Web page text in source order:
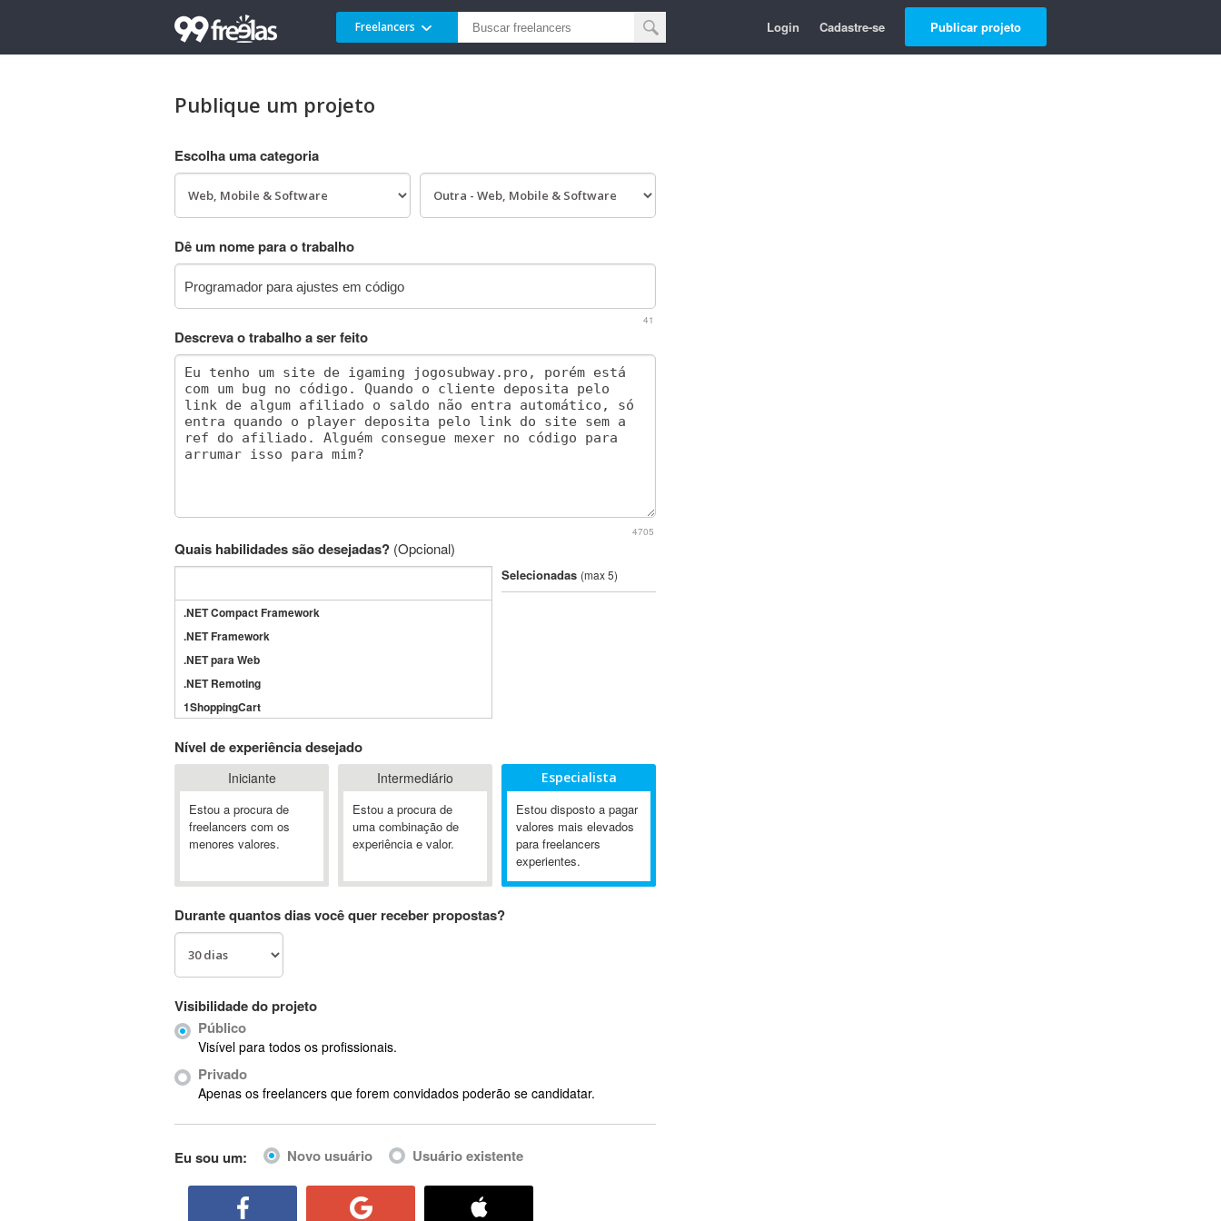
Freelancers Login Cadastre-se Publicar projeto
Publique um projeto
Escolha uma categoria
Dê um nome para o trabalho
41
Descreva o trabalho a ser feito
4705
Quais habilidades são desejadas? (Opcional)
.NET Compact Framework
.NET Framework
.NET para Web
.NET Remoting
1ShoppingCart
3GSM
4D Dimension
802.11
A&P
A-GPS
Ab Initio
ABIS
AbleCommerce
Ableton Live
Abstract Window Toolkit (AWT)
Selecionadas (max 5)
Nível de experiência desejado
Iniciante
Estou a procura de
freelancers com os
menores valores.
Intermediário
Estou a procura de
uma combinação de
experiência e valor.
Especialista
Estou disposto a pagar
valores mais elevados
para freelancers
experientes.
Durante quantos dias você quer receber propostas?
Visibilidade do projeto
Público
Visível para todos os profissionais.
Privado
Apenas os freelancers que forem convidados poderão se candidatar.
Eu sou um: Novo usuário Usuário existente